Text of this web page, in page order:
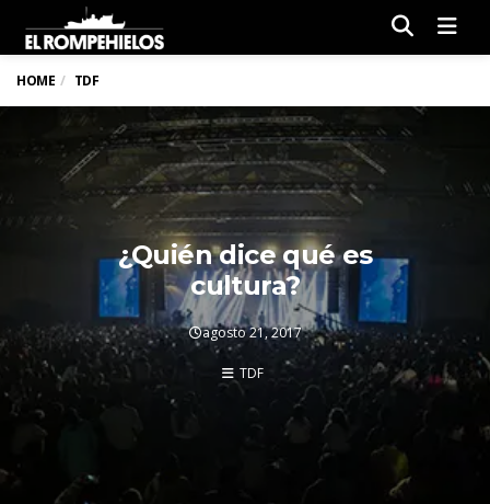
HOME TDF
¿Quién dice qué es
cultura?
agosto 21, 2017
TDF